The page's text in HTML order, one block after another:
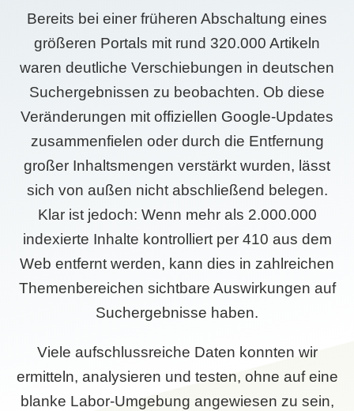
Bereits bei einer früheren Abschaltung eines
größeren Portals mit rund 320.000 Artikeln
waren deutliche Verschiebungen in deutschen
Suchergebnissen zu beobachten. Ob diese
Veränderungen mit offiziellen Google-Updates
zusammenfielen oder durch die Entfernung
großer Inhaltsmengen verstärkt wurden, lässt
sich von außen nicht abschließend belegen.
Klar ist jedoch: Wenn mehr als 2.000.000
indexierte Inhalte kontrolliert per 410 aus dem
Web entfernt werden, kann dies in zahlreichen
Themenbereichen sichtbare Auswirkungen auf
Suchergebnisse haben.
Viele aufschlussreiche Daten konnten wir
ermitteln, analysieren und testen, ohne auf eine
blanke Labor-Umgebung angewiesen zu sein,